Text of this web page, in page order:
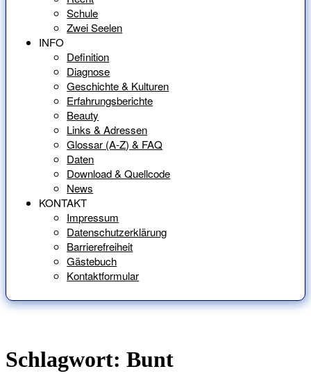
Schule
Zwei Seelen
INFO
Definition
Diagnose
Geschichte & Kulturen
Erfahrungsberichte
Beauty
Links & Adressen
Glossar (A-Z) & FAQ
Daten
Download & Quellcode
News
KONTAKT
Impressum
Datenschutzerklärung
Barrierefreiheit
Gästebuch
Kontaktformular
Schlagwort: Bunt